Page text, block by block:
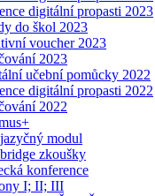
digitální propasti 2023
do škol 2023
voucher 2023
2023
učební pomůcky 2022
digitální propasti 2022
2022
modul
zkoušky
konference
I; II; III